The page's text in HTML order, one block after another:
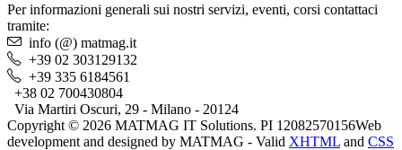
Per informazioni generali sui nostri servizi, eventi, corsi contattaci
tramite:
info (@) matmag.it
+39 02 303129132
+39 335 6184561
+38 02 700430804
Via Martiri Oscuri, 29 - Milano - 20124
Copyright © 2026 MATMAG IT Solutions. PI 12082570156Web
development and designed by MATMAG - Valid XHTML and CSS